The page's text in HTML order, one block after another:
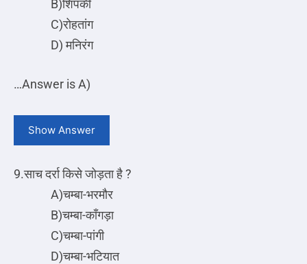
B)शिपकी
C)रोहतांग
D) मनिरंग
…Answer is A)
Show Answer
9.साच दर्रा किसे जोड़ता है ?
A)चम्बा-भरमौर
B)चम्बा-काँगड़ा
C)चम्बा-पांगी
D)चम्बा-भटियात